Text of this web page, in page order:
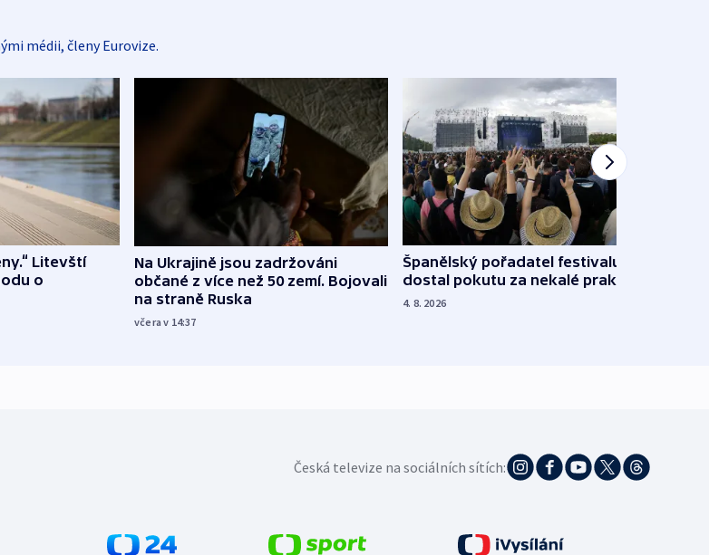
médii, členy Eurovize.
Litevští
o
Na Ukrajině jsou zadržováni
občané z více než 50 zemí. Bojovali
na straně Ruska
včera v 14:37
Španělský pořadatel festivalu
dostal pokutu za nekalé praktiky
4. 8. 2026
Česká televize na sociálních sítích: